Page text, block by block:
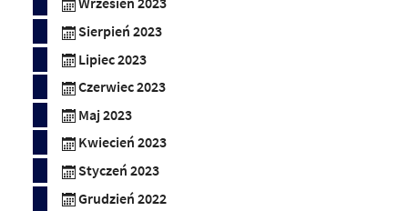
Wrzesień 2023
Sierpień 2023
Lipiec 2023
Czerwiec 2023
Maj 2023
Kwiecień 2023
Styczeń 2023
Grudzień 2022